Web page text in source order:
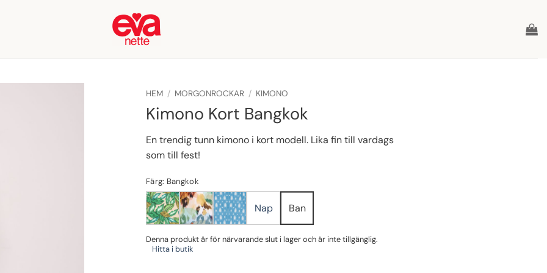
HEM / MORGONROCKAR / KIMONO
Kimono Kort Bangkok
En trendig tunn kimono i kort modell. Lika fin till vardags
som till fest!
Färg: Bangkok
Nap Ban
Denna produkt är för närvarande slut i lager och är inte tillgänglig.
Hitta i butik